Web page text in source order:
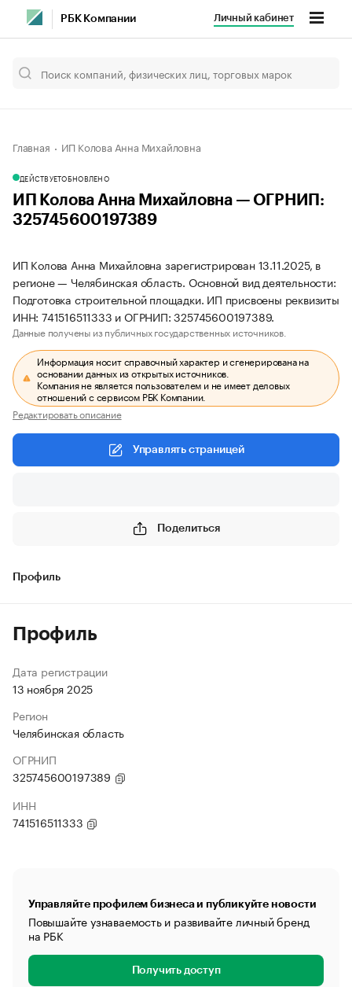
РБК Компании Личный кабинет
Главная ИП Колова Анна Михайловна
ДЕЙСТВУЕТОБНОВЛЕНО
ИП Колова Анна Михайловна — ОГРНИП:
325745600197389
ИП Колова Анна Михайловна зарегистрирован 13.11.2025, в
регионе — Челябинская область. Основной вид деятельности:
Подготовка строительной площадки. ИП присвоены реквизиты
ИНН: 741516511333 и ОГРНИП: 325745600197389.
Данные получены из публичных государственных источников.
Информация носит справочный характер и сгенерирована на
основании данных из открытых источников.
Компания не является пользователем и не имеет деловых
отношений с сервисом РБК Компании.
Редактировать описание
Управлять страницей
Поделиться
Профиль
Профиль
Дата регистрации
13 ноября 2025
Регион
Челябинская область
ОГРНИП
325745600197389
ИНН
741516511333
Управляйте профилем бизнеса и публикуйте новости
Повышайте узнаваемость и развивайте личный бренд
на РБК
Получить доступ